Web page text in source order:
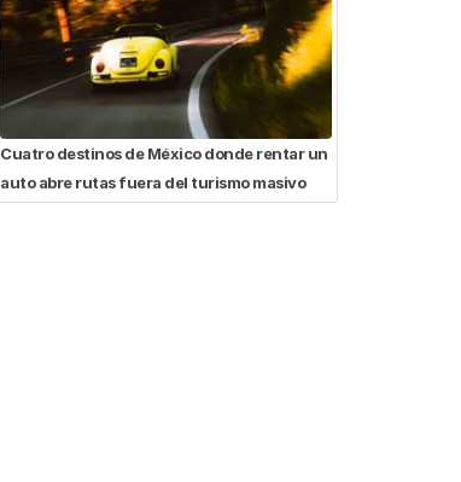
Cuatro destinos de México donde rentar un
auto abre rutas fuera del turismo masivo